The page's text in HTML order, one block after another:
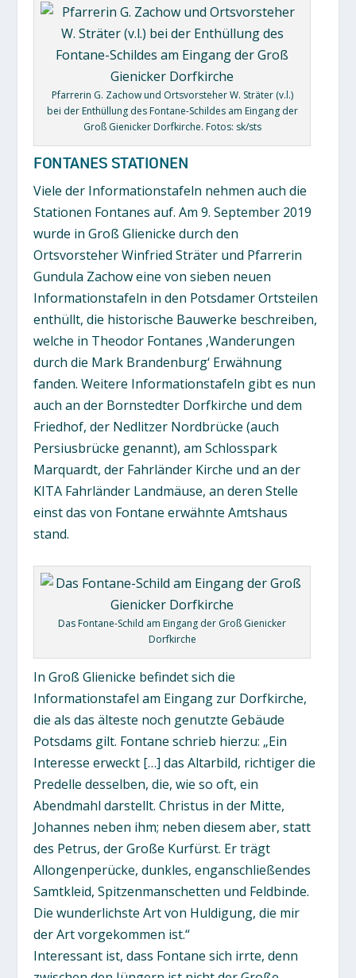
Pfarrerin G. Zachow und Ortsvorsteher W. Sträter (v.l.)
bei der Enthüllung des Fontane-Schildes am Eingang der
Groß Gienicker Dorfkirche. Fotos: sk/sts
FONTANES STATIONEN
Viele der Informationstafeln nehmen auch die
Stationen Fontanes auf. Am 9. September 2019
wurde in Groß Glienicke durch den
Ortsvorsteher Winfried Sträter und Pfarrerin
Gundula Zachow eine von sieben neuen
Informationstafeln in den Potsdamer Ortsteilen
enthüllt, die historische Bauwerke beschreiben,
welche in Theodor Fontanes ‚Wanderungen
durch die Mark Brandenburg‘ Erwähnung
fanden. Weitere Informationstafeln gibt es nun
auch an der Bornstedter Dorfkirche und dem
Friedhof, der Nedlitzer Nordbrücke (auch
Persiusbrücke genannt), am Schlosspark
Marquardt, der Fahrländer Kirche und an der
KITA Fahrländer Landmäuse, an deren Stelle
einst das von Fontane erwähnte Amtshaus
stand.
Das Fontane-Schild am Eingang der Groß Gienicker
Dorfkirche
In Groß Glienicke befindet sich die
Informationstafel am Eingang zur Dorfkirche,
die als das älteste noch genutzte Gebäude
Potsdams gilt. Fontane schrieb hierzu: „Ein
Interesse erweckt […] das Altarbild, richtiger die
Predelle desselben, die, wie so oft, ein
Abendmahl darstellt. Christus in der Mitte,
Johannes neben ihm; neben diesem aber, statt
des Petrus, der Große Kurfürst. Er trägt
Allongenperücke, dunkles, enganschließendes
Samtkleid, Spitzenmanschetten und Feldbinde.
Die wunderlichste Art von Huldigung, die mir
der Art vorgekommen ist.“
Interessant ist, dass Fontane sich irrte, denn